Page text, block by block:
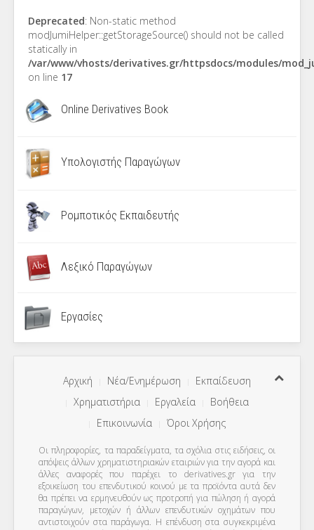
Deprecated: Non-static method
modJumiHelper::getStorageSource() should not be called
statically in
/var/www/vhosts/derivatives.gr/httpsdocs/modules/
on line 17
Online Derivatives Book
Υπολογιστής Παραγώγων
Ρομποτικός Εκπαιδευτής
Λεξικό Παραγώγων
Εργασίες
Αρχική Νέα/Ενημέρωση
Εκπαίδευση
Χρηματιστήρια
Εργαλεία
Βοήθεια
Επικοινωνία
Όροι Χρήσης
Οι πληροφορίες, τα παραδείγματα, τα σχόλια στις ειδήσεις, οι
απόψεις άλλων χρηματιστηριακών εταιριών για την αγορά και
άλλες αναφορές που παρέχει το derivatives.gr για την
εξοικείωση του επενδυτικού κοινού με τα προϊόντα αυτά δεν
θα πρέπει να ερμηνευθούν ως προτροπή για πώληση ή αγορά
παραγώγων, μετοχών ή άλλων επενδυτικών οχημάτων που
αντιστοιχούν στα παράγωγα. Η επένδυση στα συγκεκριμένα